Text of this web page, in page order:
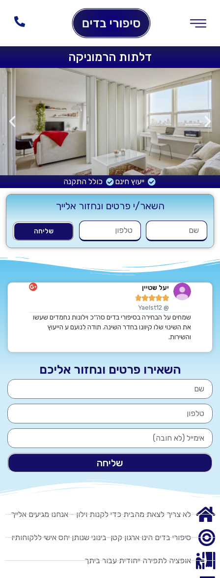
דלתות הרמוניקה
ייעוץ חינם כולל התקנה
השאר/י פרטים ונחזור אלייך
שליחה
יעל שטיין





@ Yaelst12
שמחים על הבחירה בסיפורי בדים סה׳׳כ וילונות נחמדים שעשו
את השינוי שלו קיוונו בחדר השינה. תודה לנועם ע הייעוץ
והשירות.
השאירו פרטים ונחזור אליכם
שליחה
לא צריך לצאת מהבית כדי לקנות וילון - אנחנו מגיעים אלייך
סיפורי בדים הינו ארגון קטן-בינוני שנותן יחס אישי ללקוחותיו
אופציה לתפירה ייחודית עבור ביתך